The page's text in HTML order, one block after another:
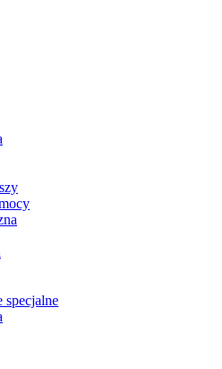
specjalne